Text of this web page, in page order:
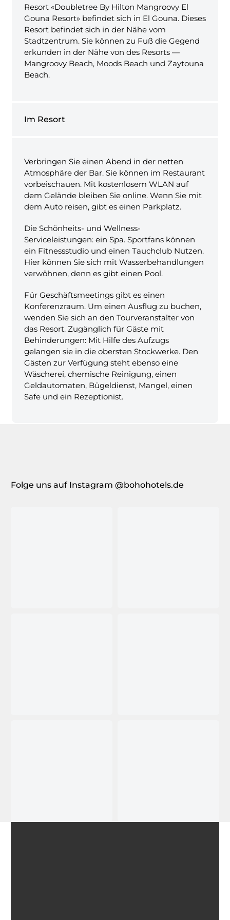
Resort «Doubletree By Hilton Mangroovy El
Gouna Resort» befindet sich in El Gouna. Dieses
Resort befindet sich in der Nähe vom
Stadtzentrum. Sie können zu Fuß die Gegend
erkunden in der Nähe von des Resorts —
Mangroovy Beach, Moods Beach und Zaytouna
Beach.
Im Resort
Verbringen Sie einen Abend in der netten
Atmosphäre der Bar. Sie können im Restaurant
vorbeischauen. Mit kostenlosem WLAN auf
dem Gelände bleiben Sie online. Wenn Sie mit
dem Auto reisen, gibt es einen Parkplatz.
Die Schönheits- und Wellness-
Serviceleistungen: ein Spa. Sportfans können
ein Fitnessstudio und einen Tauchclub Nutzen.
Hier können Sie sich mit Wasserbehandlungen
verwöhnen, denn es gibt einen Pool.
Für Geschäftsmeetings gibt es einen
Konferenzraum. Um einen Ausflug zu buchen,
wenden Sie sich an den Tourveranstalter von
das Resort. Zugänglich für Gäste mit
Behinderungen: Mit Hilfe des Aufzugs
gelangen sie in die obersten Stockwerke. Den
Gästen zur Verfügung steht ebenso eine
Wäscherei, chemische Reinigung, einen
Geldautomaten, Bügeldienst, Mangel, einen
Safe und ein Rezeptionist.
Folge uns auf Instagram @bohohotels.de